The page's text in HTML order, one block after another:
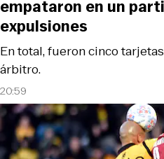
20:59
En total, fueron cinco
árbitro.
empataron en un
expulsiones